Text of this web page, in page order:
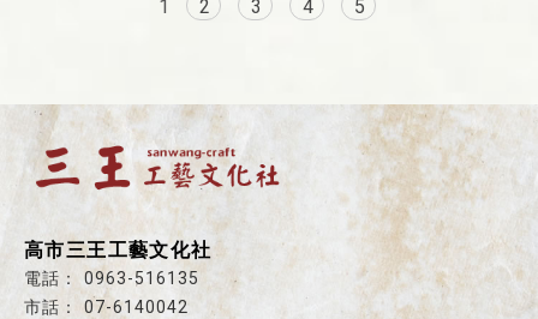
1 2 3 4 5
高市三王工藝文化社
0963-516135
07-6140042